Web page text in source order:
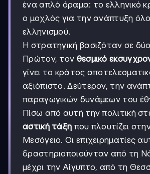
ένα απλό όραμα: το ελληνικό
ο μοχλός για την ανάπτυξη
ελληνισμού.
Η στρατηγική βασιζόταν σε
Πρώτον, τον θεσμικό
γίνει το κράτος
αξιόπιστο. Δεύτερον, την
παραγωγικών δυνάμεων του
Πίσω από αυτή την πολιτική
αστική τάξη που πλουτίζει
Μεσόγειο. Οι επιχειρηματίες
δραστηριοποιούνταν από τη
μέχρι την Αίγυπτο, από τη